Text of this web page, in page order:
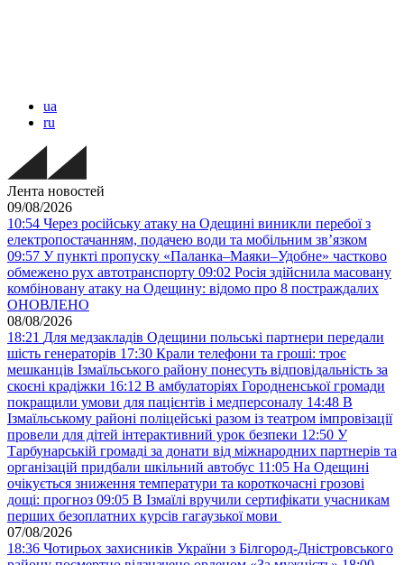
ua
ru
Лента новостей
09/08/2026
10:54 Через російську атаку на Одещині виникли перебої з
електропостачанням, подачею води та мобільним звʼязком
09:57 У пункті пропуску «Паланка–Маяки–Удобне» частково
обмежено рух автотранспорту 09:02 Росія здійснила масовану
комбіновану атаку на Одещину: відомо про 8 постраждалих
ОНОВЛЕНО
08/08/2026
18:21 Для медзакладів Одещини польські партнери передали
шість генераторів 17:30 Крали телефони та гроші: троє
мешканців Ізмаїльського району понесуть відповідальність за
скоєні крадіжки 16:12 В амбулаторіях Городненської громади
покращили умови для пацієнтів і медперсоналу 14:48 В
Ізмаїльському районі поліцейські разом із театром імпровізації
провели для дітей інтерактивний урок безпеки 12:50 У
Тарбунарській громаді за донати від міжнародних партнерів та
організацій придбали шкільний автобус 11:05 На Одещині
очікується зниження температури та короткочасні грозові
дощі: прогноз 09:05 В Ізмаїлі вручили сертифікати учасникам
перших безоплатних курсів гагаузької мови
07/08/2026
18:36 Чотирьох захисників України з Білгород-Дністровського